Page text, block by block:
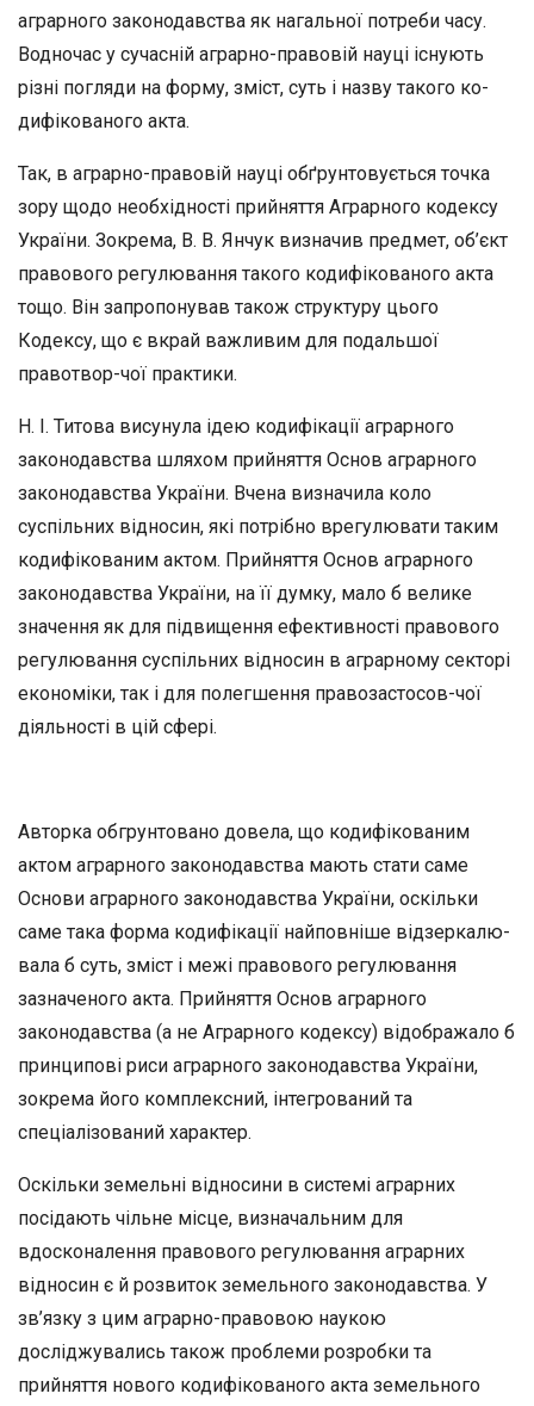
аграрного законодавства як нагальної потреби часу.
Водночас у сучасній аграрно-правовій науці існують
різні погляди на форму, зміст, суть і назву такого ко­
дифікованого акта.
Так, в аграрно-правовій науці обґрунтовується точка
зору що­до необхідності прийняття Аграрного кодексу
України. Зокрема, В. В. Янчук визначив предмет, об’єкт
правового регулювання та­кого кодифікованого акта
тощо. Він запропонував також структу­ру цього
Кодексу, що є вкрай важливим для подальшої
правотвор-чої практики.
Н. І. Титова висунула ідею кодифікації аграрного
законодавства шляхом прийняття Основ аграрного
законодавства України. Вчена визначила коло
суспільних відносин, які потрібно врегулювати та­ким
кодифікованим актом. Прийняття Основ аграрного
законо­давства України, на її думку, мало б велике
значення як для підви­щення ефективності правового
регулювання суспільних відносин в аграрному секторі
економіки, так і для полегшення правозастосов-чої
діяльності в цій сфері.
Авторка обгрунтовано довела, що кодифікованим
актом аграрного законодавства мають стати саме
Основи аграрного законодавства Ук­раїни, оскільки
саме така форма кодифікації найповніше відзеркалю-
вала б суть, зміст і межі правового регулювання
зазначеного акта. Прийняття Основ аграрного
законодавства (а не Аграрного кодексу) відображало б
принципові риси аграрного законодавства України,
зокрема його комплексний, інтегрований та
спеціалізований характер.
Оскільки земельні відносини в системі аграрних
посідають чіль­не місце, визначальним для
вдосконалення правового регулювання аграрних
відносин є й розвиток земельного законодавства. У
зв’яз­ку з цим аграрно-правовою наукою
досліджувались також пробле­ми розробки та
прийняття нового кодифікованого акта земельного